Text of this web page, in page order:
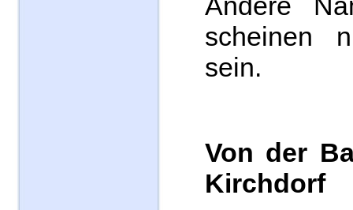
scheinen
sein.
Von der
Kirchdorf